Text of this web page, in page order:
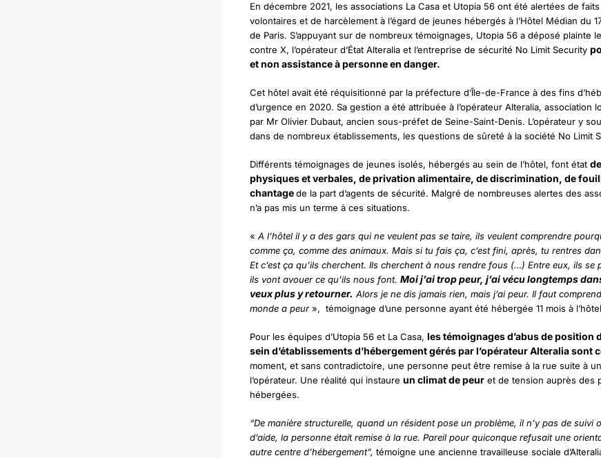
En décembre 2021, les associations La Casa et Utopia 56 ont été alertées de
volontaires et de harcèlement à l’égard de jeunes hébergés à l’Hôtel Médian du
de Paris. S’appuyant sur de nombreux témoignages, Utopia 56 a déposé plainte
contre X, l’opérateur d’État Alteralia et l’entreprise de sécurité No Limit Security
et non assistance à personne en danger.
Cet hôtel avait été réquisitionné par la préfecture d’Île-de-France à des fins
d’urgence en 2020. Sa gestion a été attribuée à l’opérateur Alteralia, association
par Mr Olivier Dubaut, ancien sous-préfet de Seine-Saint-Denis. L’opérateur y
dans de nombreux établissements, les questions de sûreté à la société No Limit
Différents témoignages de jeunes isolés, hébergés au sein de l’hôtel, font état
physiques et verbales, de privation alimentaire, de discrimination, de
chantagede la part d’agents de sécurité. Malgré de nombreuses alertes des
n’a pas mis un terme à ces situations.
« A l’hôtel il y a des gars qui ne veulent pas se taire, ils veulent comprendre
comme ça, comme des animaux. Mais si tu fais ça, c’est fini, après, tu rentres
Et c’est ça qu’ils cherchent. Ils cherchent à nous rendre fous (…) Entre eux, ils se
ils vont avouer ce qu’ils nous font. Moi j’ai trop peur, j’ai vécu longtemps
veux plus y retourner. Alors je ne dis jamais rien, mais j’ai peur. Il faut
monde a peur », témoignage d’une personne ayant été hébergée 11 mois à
Pour les équipes d’Utopia 56 et La Casa, les témoignages d’abus de position
sein d’établissements d’hébergement gérés par l’opérateur Alteralia sont
moment, et sans contradictoire, une personne peut être remise à la rue suite à
l’opérateur. Une réalité qui instaure un climat de peur et de tension auprès des
hébergées.
“De manière structurelle, quand un résident pose un problème, il n’y pas de suivi
d’aide, la personne était remise à la rue. Pareil pour quiconque refusait une
autre centre d’hébergement”, témoigne une ancienne travailleuse sociale